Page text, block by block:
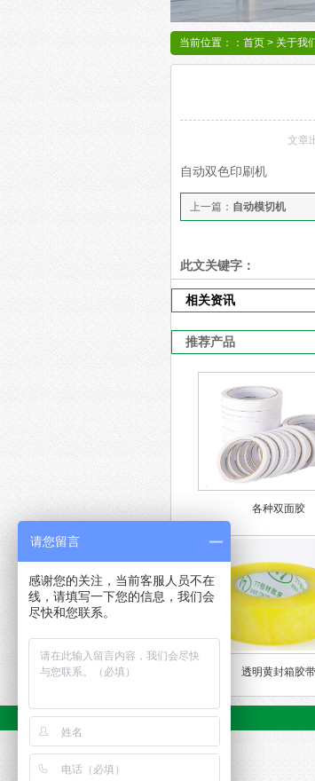
当前位置：： 首页 > 关于我
文章
自动双色印刷机
上一篇： 自动模切机
此文关键字：
相关资讯
推荐产品
各种双面胶
透明黄封箱胶带
请您留言
感谢您的关注，当前客服人员不在
线，请填写一下您的信息，我们会
尽快和您联系。